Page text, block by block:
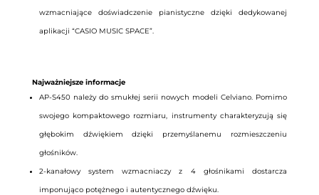
wzmacniające doświadczenie pianistyczne dzięki dedykowanej
aplikacji “CASIO MUSIC SPACE”.
Najważniejsze informacje
AP-S450 należy do smukłej serii nowych modeli Celviano. Pomimo
swojego kompaktowego rozmiaru, instrumenty charakteryzują się
głębokim dźwiękiem dzięki przemyślanemu rozmieszczeniu
głośników.
2-kanałowy system wzmacniaczy z 4 głośnikami dostarcza
imponująco potężnego i autentycznego dźwięku.